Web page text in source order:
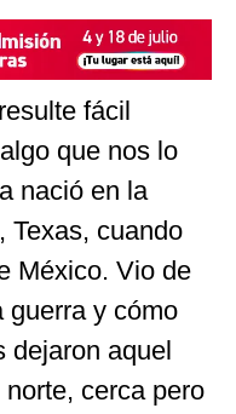
fácil
que nos lo
nació en la
Texas, cuando
México. Vio de
guerra y cómo
dejaron aquel
cerca pero